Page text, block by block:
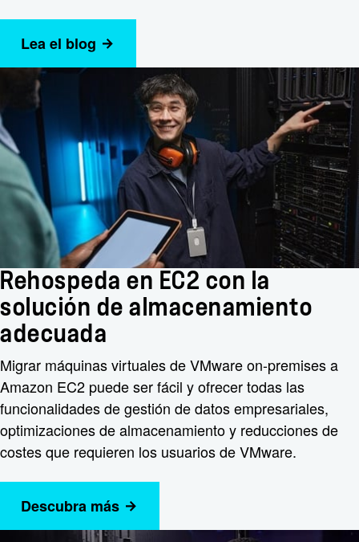
Lea el blog
Rehospeda en EC2 con la
solución de almacenamiento
adecuada
Migrar máquinas virtuales de VMware on-premises a
Amazon EC2 puede ser fácil y ofrecer todas las
funcionalidades de gestión de datos empresariales,
optimizaciones de almacenamiento y reducciones de
costes que requieren los usuarios de VMware.
Descubra más